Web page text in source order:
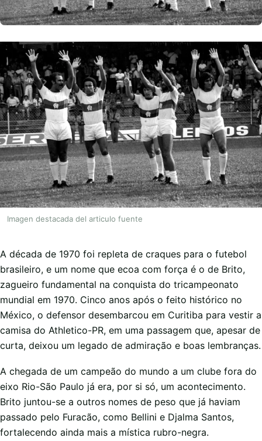
Imagen destacada del articulo fuente
A década de 1970 foi repleta de craques para o futebol
brasileiro, e um nome que ecoa com força é o de Brito,
zagueiro fundamental na conquista do tricampeonato
mundial em 1970. Cinco anos após o feito histórico no
México, o defensor desembarcou em Curitiba para vestir a
camisa do Athletico-PR, em uma passagem que, apesar de
curta, deixou um legado de admiração e boas lembranças.
A chegada de um campeão do mundo a um clube fora do
eixo Rio-São Paulo já era, por si só, um acontecimento.
Brito juntou-se a outros nomes de peso que já haviam
passado pelo Furacão, como Bellini e Djalma Santos,
fortalecendo ainda mais a mística rubro-negra.